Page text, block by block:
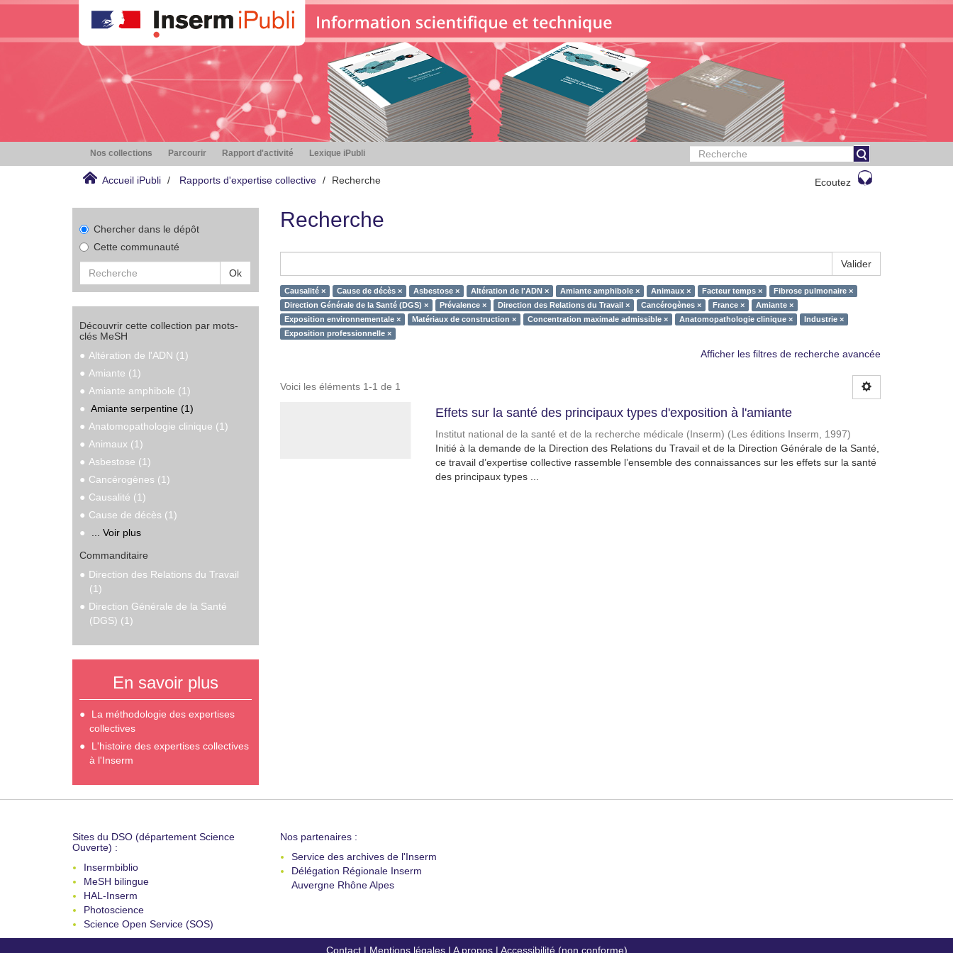
Nos collections Parcourir Rapport d'activité Lexique iPubli
Accueil iPubli Rapports d'expertise collective Recherche Ecoutez
Chercher dans le dépôt
Cette communauté
Ok
Découvrir cette collection par mots-
clés MeSH
Altération de l'ADN (1)
Amiante (1)
Amiante amphibole (1)
Amiante serpentine (1)
Anatomopathologie clinique (1)
Animaux (1)
Asbestose (1)
Cancérogènes (1)
Causalité (1)
Cause de décès (1)
... Voir plus
Commanditaire
Direction des Relations du Travail
(1)
Direction Générale de la Santé
(DGS) (1)
En savoir plus
La méthodologie des expertises
collectives
L'histoire des expertises collectives
à l'Inserm
Recherche
Valider
Causalité × Cause de décès × Asbestose × Altération de l'ADN × Amiante amphibole × Animaux × Facteur temps ×
Fibrose pulmonaire ×
Direction Générale de la Santé (DGS) ×
Prévalence × Direction des Relations du Travail × Cancérogènes × France ×
Amiante ×
Exposition environnementale ×
Matériaux de construction × Concentration maximale admissible × Anatomopathologie clinique ×
Industrie ×
Exposition professionnelle ×
Afficher les filtres de recherche avancée
Voici les éléments 1-1 de 1
Effets sur la santé des principaux types d'exposition à l'amiante
Institut national de la santé et de la recherche médicale (Inserm) (Les éditions Inserm, 1997)
Initié à la demande de la Direction des Relations du Travail et de la Direction Générale de la Santé,
ce travail d’expertise collective rassemble l’ensemble des connaissances sur les effets sur la santé
des principaux types ...
Sites du DSO (département Science
Ouverte) :
Insermbiblio
MeSH bilingue
HAL-Inserm
Photoscience
Science Open Service (SOS)
Nos partenaires :
Service des archives de l'Inserm
Délégation Régionale Inserm
Auvergne Rhône Alpes
Contact| Mentions légales| A propos| Accessibilité (non conforme)